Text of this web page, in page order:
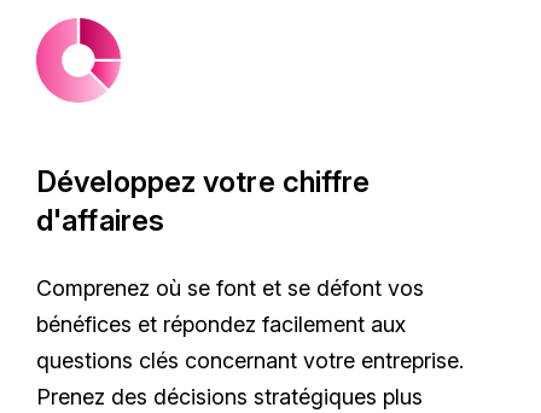
Développez votre chiffre
d'affaires
Comprenez où se font et se défont vos
bénéfices et répondez facilement aux
questions clés concernant votre entreprise.
Prenez des décisions stratégiques plus